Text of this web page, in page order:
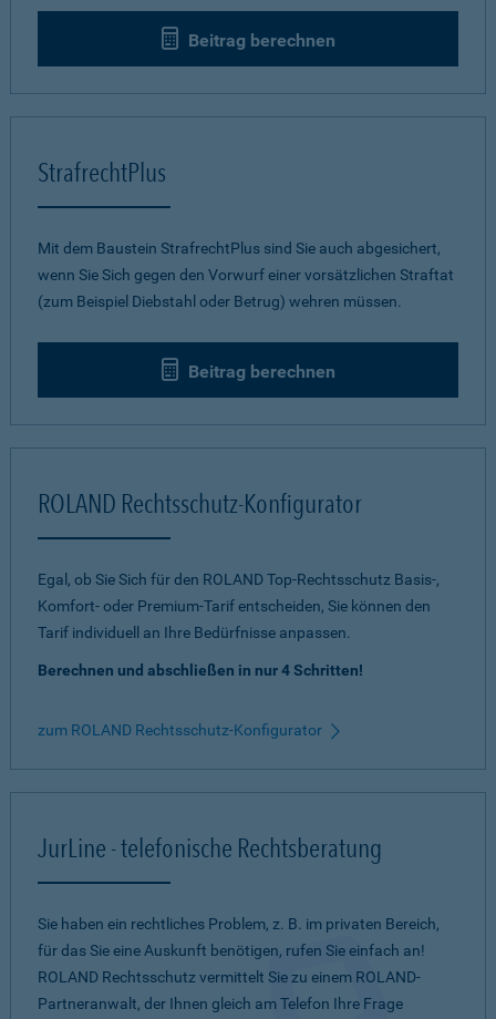
Beitrag berechnen
StrafrechtPlus
Mit dem Baustein StrafrechtPlus sind Sie auch abgesichert,
wenn Sie Sich gegen den Vorwurf einer vorsätzlichen Straftat
(zum Beispiel Diebstahl oder Betrug) wehren müssen.
Beitrag berechnen
ROLAND Rechtsschutz-Konfigurator
Egal, ob Sie Sich für den ROLAND Top-Rechtsschutz Basis-,
Komfort- oder Premium-Tarif entscheiden, Sie können den
Tarif individuell an Ihre Bedürfnisse anpassen.
Berechnen und abschließen in nur 4 Schritten!
zum ROLAND Rechtsschutz-Konfigurator
JurLine - telefonische Rechtsberatung
Sie haben ein rechtliches Problem, z. B. im privaten Bereich,
für das Sie eine Auskunft benötigen, rufen Sie einfach an!
ROLAND Rechtsschutz vermittelt Sie zu einem ROLAND-
Partneranwalt, der Ihnen gleich am Telefon Ihre Frage